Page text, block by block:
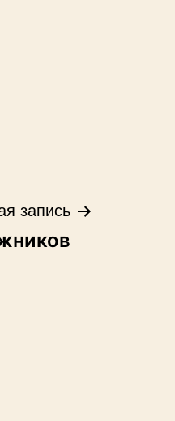
запись